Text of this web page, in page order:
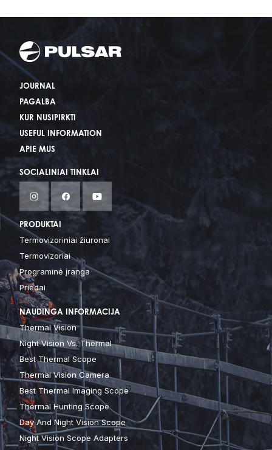
JOURNAL
PAGALBA
KUR NUSIPIRKTI
USEFUL INFORMATION
APIE MUS
SOCIALINIAI TINKLAI
PRODUKTAI
Termovizoriniai žiuronai
Termovizoriai
Programinė įranga
Priedai
NAUDINGA INFORMACIJA
Thermal Vision
Night Vision Vs. Thermal
Best Thermal Scope
Thermal Vision Camera
Best Thermal Imaging Scope
Thermal Hunting Scope
Day And Night Vision Scope
Night Vision Scope Adapters